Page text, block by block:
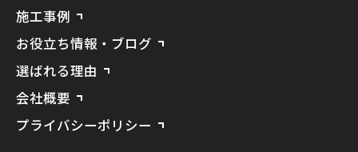
施工事例
お役立ち情報・ブログ
選ばれる理由
会社概要
プライバシーポリシー